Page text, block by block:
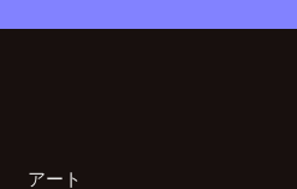
アート